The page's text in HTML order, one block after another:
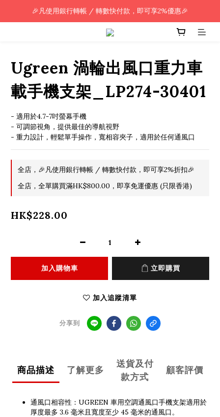
🎉凡使用銀行轉帳 / 轉數快付款，即可享2%優惠🎉
🎉凡使用銀行轉帳 / 轉數快付款，即可享2%優惠🎉
全單購買滿HK$800.00，即享免運優惠 (只限香港)
Ugreen 渦輪出風口重力車
載手機支架_LP274-30401
- 適用於4.7-7吋螢幕手機
- 可調節視角，提供最佳的導航視野
- 重力設計，輕鬆單手操作，寬相容夾子，適用於任何通風口
全店，🎉凡使用銀行轉帳 / 轉數快付款，即可享2%折扣🎉
全店，全單購買滿HK$800.00，即享免運優惠 (只限香港)
HK$228.00
加入購物車 立即購買
加入追蹤清單
分享到
商品描述 了解更多
送貨及付
款方式
顧客評價
通風口相容性：UGREEN 車用空調通風口手機支架適用於
厚度最多 3.6 毫米且寬度至少 45 毫米的通風口。